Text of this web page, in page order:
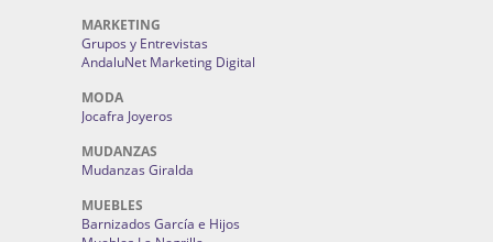
MARKETING
Grupos y Entrevistas
AndaluNet Marketing Digital
MODA
Jocafra Joyeros
MUDANZAS
Mudanzas Giralda
MUEBLES
Barnizados García e Hijos